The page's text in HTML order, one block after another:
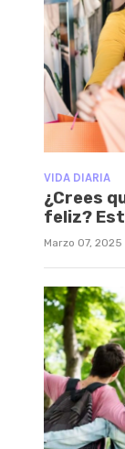
VIDA DIARIA
¿Crees
feliz?
Marzo 07, 2025